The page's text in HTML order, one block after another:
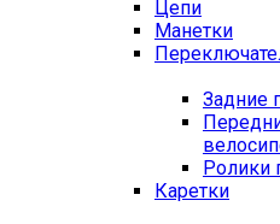
Цепи
Манетки
Задние
Ролики
Каретки